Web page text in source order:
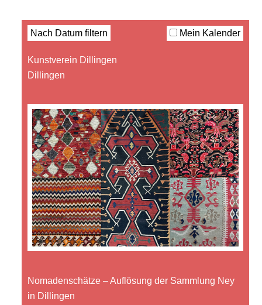
Nach Datum filtern Mein Kalender
Kunstverein Dillingen
Dillingen
Nomadenschätze – Auflösung der Sammlung Ney
in Dillingen